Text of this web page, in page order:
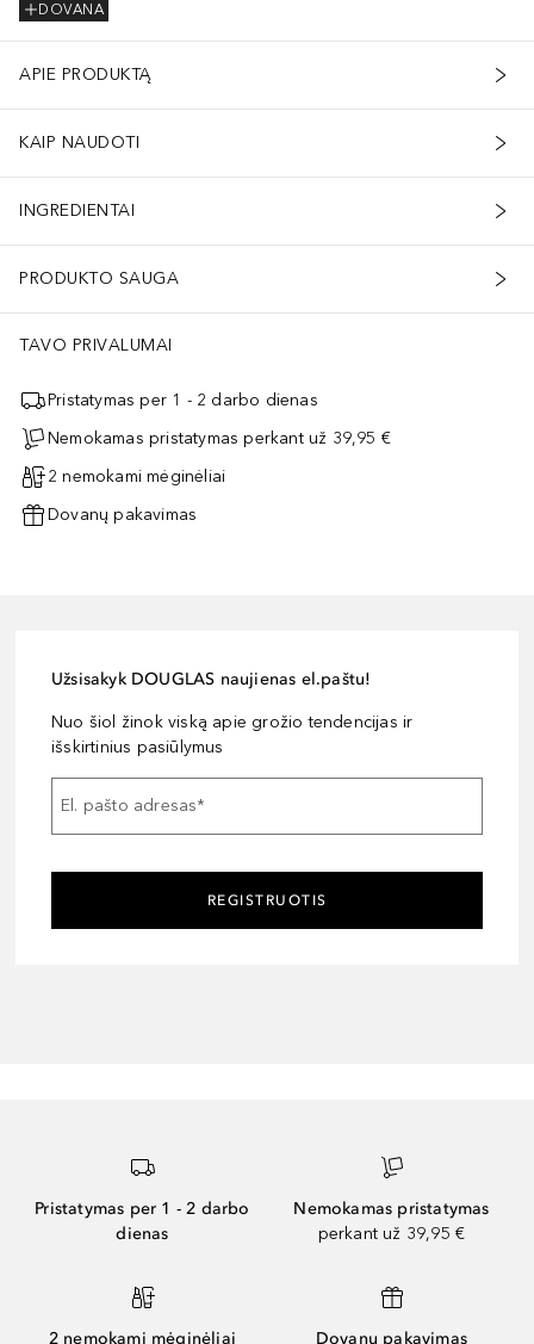
DOVANA
APIE PRODUKTĄ
KAIP NAUDOTI
INGREDIENTAI
PRODUKTO SAUGA
TAVO PRIVALUMAI
Pristatymas per 1 - 2 darbo dienas
Nemokamas pristatymas perkant už 39,95 €
2 nemokami mėginėliai
Dovanų pakavimas
Užsisakyk DOUGLAS naujienas el.paštu!
Nuo šiol žinok viską apie grožio tendencijas ir
išskirtinius pasiūlymus
El. pašto adresas*
REGISTRUOTIS
Pristatymas per 1 - 2 darbo
dienas
Nemokamas pristatymas
perkant už 39,95 €
2 nemokami mėginėliai Dovanų pakavimas